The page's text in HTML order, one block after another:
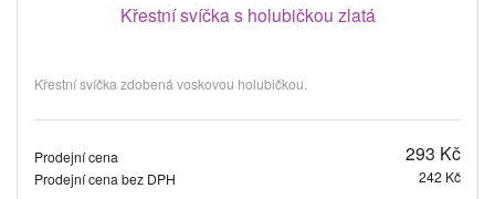
Křestní svíčka s holubičkou zlatá
Křestní svíčka zdobená voskovou holubičkou.
Prodejní cena 293 Kč
Prodejní cena bez DPH 242 Kč